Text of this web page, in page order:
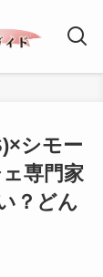
シモー
専門家
？どん